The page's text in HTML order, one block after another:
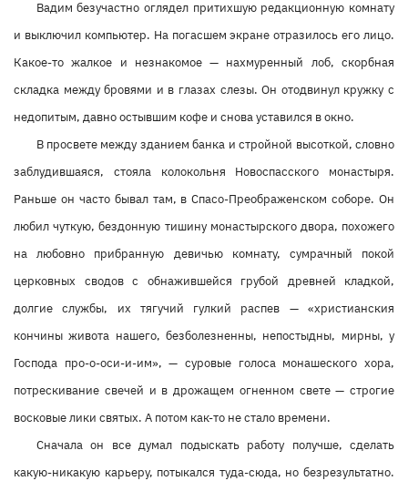
Вадим безучастно оглядел притихшую редакционную комнату
и выключил компьютер. На погасшем экране отразилось его лицо.
Какое-то жалкое и незнакомое — нахмуренный лоб, скорбная
складка между бровями и в глазах слезы. Он отодвинул кружку с
недопитым, давно остывшим кофе и снова уставился в окно.
В просвете между зданием банка и стройной высоткой, словно
заблудившаяся, стояла колокольня Новоспасского монастыря.
Раньше он часто бывал там, в Спасо-Преображенском соборе. Он
любил чуткую, бездонную тишину монастырского двора, похожего
на любовно прибранную девичью комнату, сумрачный покой
церковных сводов с обнажившейся грубой древней кладкой,
долгие службы, их тягучий гулкий распев — «христианския
кончины живота нашего, безболезненны, непостыдны, мирны, у
Господа про-о-оси-и-им», — суровые голоса монашеского хора,
потрескивание свечей и в дрожащем огненном свете — строгие
восковые лики святых. А потом как-то не стало времени.
Сначала он все думал подыскать работу получше, сделать
какую-никакую карьеру, потыкался туда-сюда, но безрезультатно.